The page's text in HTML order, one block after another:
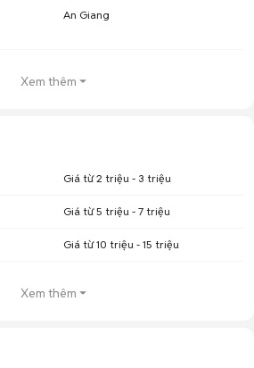
An Giang
Xem thêm
Giá từ 2 triệu - 3 triệu
Giá từ 5 triệu - 7 triệu
Giá từ 10 triệu - 15 triệu
Xem thêm